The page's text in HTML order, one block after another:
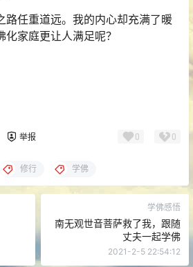
路任重道远。我的内心却充满了暖
家庭更让人满足呢？
举报 0 0
修行 学佛
学佛感悟
南无观世音菩萨救了我，跟随
丈夫一起学佛
2021-2-5 22:54:12